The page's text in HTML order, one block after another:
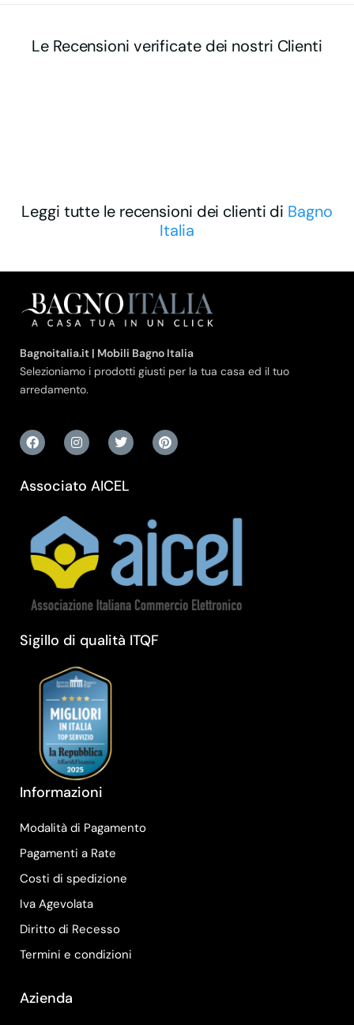
Le Recensioni verificate dei nostri Clienti
Leggi tutte le recensioni dei clienti di Bagno
Italia
Bagnoitalia.it | Mobili Bagno Italia
Selezioniamo i prodotti giusti per la tua casa ed il tuo
arredamento.
Associato AICEL
Sigillo di qualità ITQF
Informazioni
Modalità di Pagamento
Pagamenti a Rate
Costi di spedizione
Iva Agevolata
Diritto di Recesso
Termini e condizioni
Azienda